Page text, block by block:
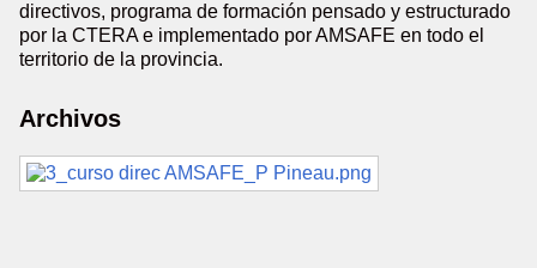
directivos, programa de formación pensado y estructurado
por la CTERA e implementado por AMSAFE en todo el
territorio de la provincia.
Archivos